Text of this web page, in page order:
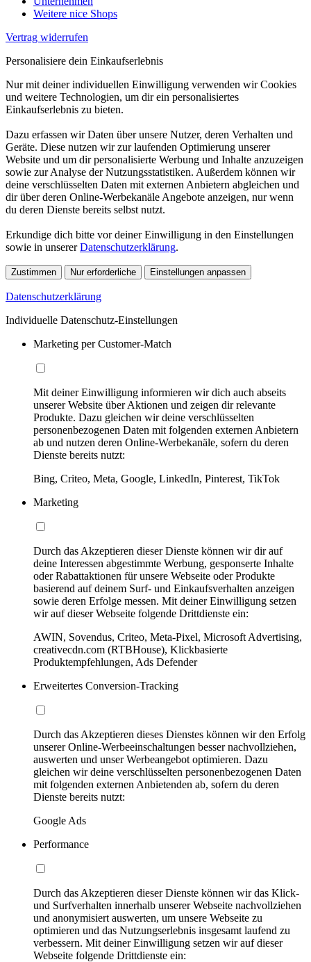
Weitere nice Shops
Vertrag widerrufen
Personalisiere dein Einkaufserlebnis
Nur mit deiner individuellen Einwilligung verwenden wir Cookies
und weitere Technologien, um dir ein personalisiertes
Einkaufserlebnis zu bieten.
Dazu erfassen wir Daten über unsere Nutzer, deren Verhalten und
Geräte. Diese nutzen wir zur laufenden Optimierung unserer
Website und um dir personalisierte Werbung und Inhalte anzuzeigen
sowie zur Analyse der Nutzungsstatistiken. Außerdem können wir
deine verschlüsselten Daten mit externen Anbietern abgleichen und
dir über deren Online-Werbekanäle Angebote anzeigen, nur wenn
du deren Dienste bereits selbst nutzt.
Erkundige dich bitte vor deiner Einwilligung in den Einstellungen
sowie in unsererDatenschutzerklärung.
Zustimmen Nur erforderliche Einstellungen anpassen
Datenschutzerklärung
Individuelle Datenschutz-Einstellungen
Marketing per Customer-Match
Mit deiner Einwilligung informieren wir dich auch abseits
unserer Website über Aktionen und zeigen dir relevante
Produkte. Dazu gleichen wir deine verschlüsselten
personenbezogenen Daten mit folgenden externen Anbietern
ab und nutzen deren Online-Werbekanäle, sofern du deren
Dienste bereits nutzt:
Bing, Criteo, Meta, Google, LinkedIn, Pinterest, TikTok
Marketing
Durch das Akzeptieren dieser Dienste können wir dir auf
deine Interessen abgestimmte Werbung, gesponserte Inhalte
oder Rabattaktionen für unsere Webseite oder Produkte
basierend auf deinem Surf- und Einkaufsverhalten anzeigen
sowie deren Erfolge messen. Mit deiner Einwilligung setzen
wir auf dieser Webseite folgende Drittdienste ein:
AWIN, Sovendus, Criteo, Meta-Pixel, Microsoft Advertising,
creativecdn.com (RTBHouse), Klickbasierte
Produktempfehlungen, Ads Defender
Erweitertes Conversion-Tracking
Durch das Akzeptieren dieses Dienstes können wir den Erfolg
unserer Online-Werbeeinschaltungen besser nachvollziehen,
auswerten und unser Werbeangebot optimieren. Dazu
gleichen wir deine verschlüsselten personenbezogenen Daten
mit folgenden externen Anbietenden ab, sofern du deren
Dienste bereits nutzt:
Google Ads
Performance
Durch das Akzeptieren dieser Dienste können wir das Klick-
und Surfverhalten innerhalb unserer Webseite nachvollziehen
und anonymisiert auswerten, um unsere Webseite zu
optimieren und das Nutzungserlebnis insgesamt laufend zu
verbessern. Mit deiner Einwilligung setzen wir auf dieser
Webseite folgende Drittdienste ein: